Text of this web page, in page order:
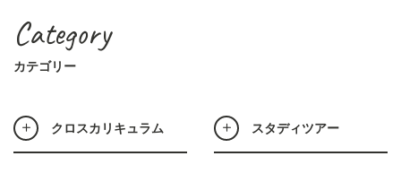
Category
カテゴリー
クロスカリキュラム スタディツアー